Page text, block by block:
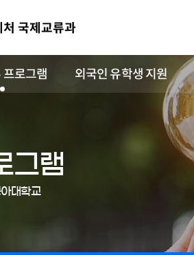
국제교류과
프로그램 외국인 유학생 지원
그램
대학교